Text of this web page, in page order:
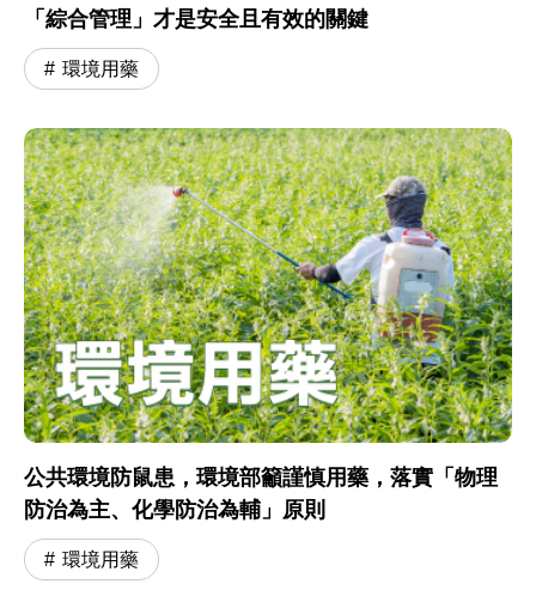
「綜合管理」才是安全且有效的關鍵
環境用藥
公共環境防鼠患，環境部籲謹慎用藥，落實「物理
防治為主、化學防治為輔」原則
環境用藥